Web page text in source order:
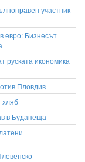
участник
евро: Бизнесът
руската икономика
Пловдив
хляб
в Будапеща